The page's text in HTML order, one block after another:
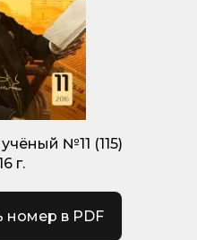
№11 (115)
г.
номер в PDF